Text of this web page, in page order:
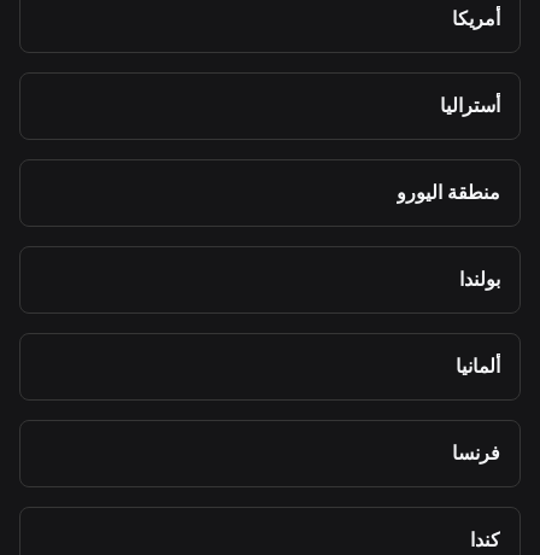
أمريكا
أستراليا
منطقة اليورو
بولندا
ألمانيا
فرنسا
كندا